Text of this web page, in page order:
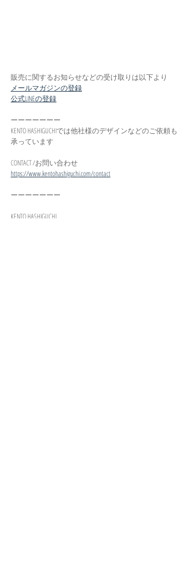
販売に関するお知らせなどの受け取りは以下より
メールマガジンの登録
公式LINEの登録
ーーーーーーー
KENTO HASHIGUCHIでは他社様のデザインなどのご依頼も
承っています
CONTACT /お問い合わせ
https://www.kentohashiguchi.com/contact
ーーーーーーー
KENTO HASHIGUCHI